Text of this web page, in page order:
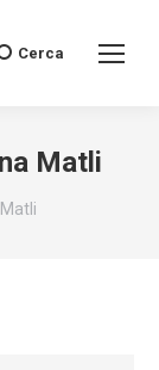
Cerca
Matli